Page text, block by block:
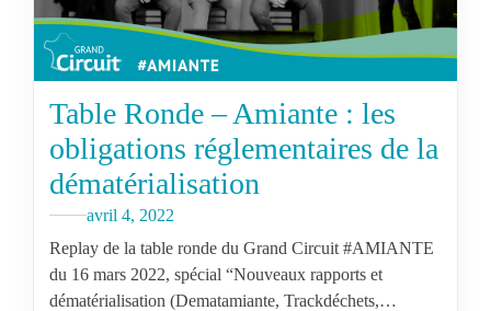
Table Ronde – Amiante : les
obligations réglementaires de la
dématérialisation
avril 4, 2022
Replay de la table ronde du Grand Circuit #AMIANTE
du 16 mars 2022, spécial “Nouveaux rapports et
dématérialisation (Dematamiante, Trackdéchets,